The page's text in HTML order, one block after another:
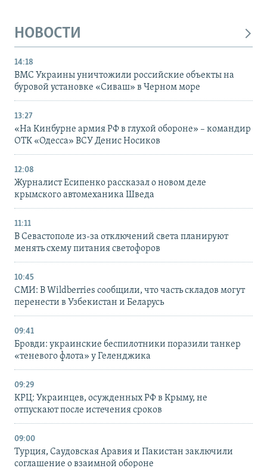
НОВОСТИ
14:18
ВМС Украины уничтожили российские объекты на
буровой установке «Сиваш» в Черном море
13:27
«На Кинбурне армия РФ в глухой обороне» – командир
ОТК «Одесса» ВСУ Денис Носиков
12:08
Журналист Есипенко рассказал о новом деле
крымского автомеханика Шведа
11:11
В Севастополе из-за отключений света планируют
менять схему питания светофоров
10:45
СМИ: В Wildberries сообщили, что часть складов могут
перенести в Узбекистан и Беларусь
09:41
Бровди: украинские беспилотники поразили танкер
«теневого флота» у Геленджика
09:29
КРЦ: Украинцев, осужденных РФ в Крыму, не
отпускают после истечения сроков
09:00
Турция, Саудовская Аравия и Пакистан заключили
соглашение о взаимной обороне